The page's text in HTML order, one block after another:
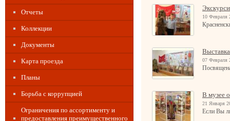
Отчеты
Коллекции
Документы
Карта проезда
Планы
Борьба с коррупцией
Ограничения по ассортименту и
предоставления преимущественного
10 Февраля
07 Февраля
В музее
21 Января
Если Вы